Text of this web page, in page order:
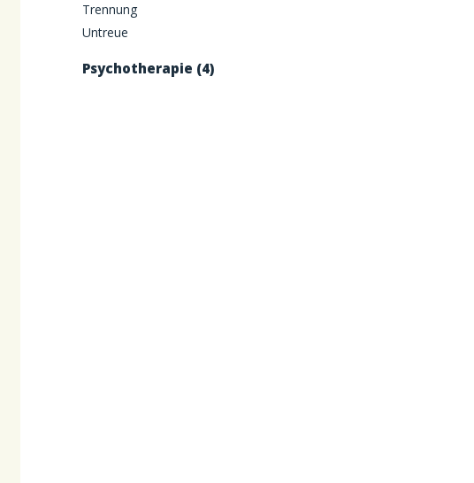
Trennung
Untreue
Psychotherapie (4)